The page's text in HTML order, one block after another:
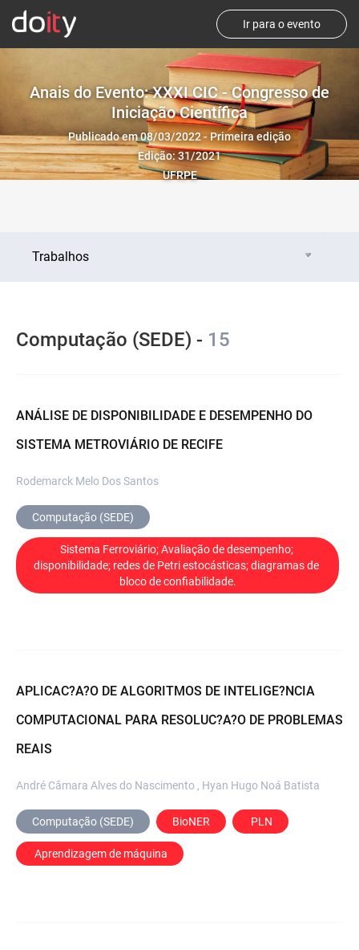
Ir para o evento
Anais do Evento: XXXI CIC - Congresso de
Iniciação Científica
Publicado em 08/03/2022 - Primeira edição
Edição: 31/2021
UFRPE
Trabalhos
Computação (SEDE) - 15
ANÁLISE DE DISPONIBILIDADE E DESEMPENHO DO
SISTEMA METROVIÁRIO DE RECIFE
Rodemarck Melo Dos Santos
Computação (SEDE)
Sistema Ferroviário; Avaliação de desempenho;
disponibilidade; redes de Petri estocásticas; diagramas de
bloco de confiabilidade.
APLICAC?A?O DE ALGORITMOS DE INTELIGE?NCIA
COMPUTACIONAL PARA RESOLUC?A?O DE PROBLEMAS
REAIS
André Câmara Alves do Nascimento , Hyan Hugo Noá Batista
Computação (SEDE) BioNER PLN
Aprendizagem de máquina